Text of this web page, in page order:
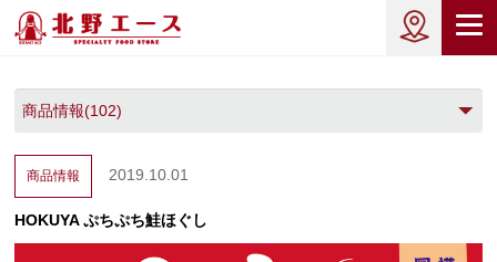
商品情報 2019.10.01
HOKUYA ぷちぷち鮭ほぐし